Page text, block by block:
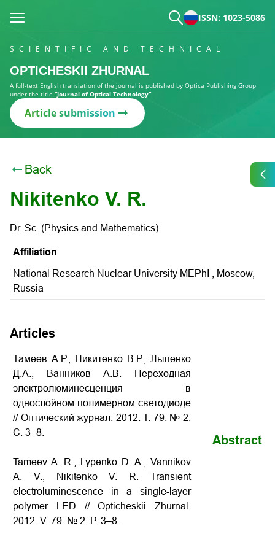
ISSN: 1023-5086
SCIENTIFIC AND TECHNICAL
OPTICHESKII ZHURNAL
A full-text English translation of the journal is published by Optica Publishing Group
under the title “Journal of Optical Technology”
Article submission
Back
Nikitenko V. R.
Dr. Sc. (Physics and Mathematics)
Affiliation
National Research Nuclear University MEPhI , Moscow,
Russia
Articles
Тамеев А.Р., Никитенко В.Р., Лыпенко
Д.А., Ванников А.В. Переходная
электролюминесценция в
однослойном полимерном светодиоде
// Оптический журнал. 2012. Т. 79. № 2.
С. 3–8.
Tameev A. R., Lypenko D. A., Vannikov
A. V., Nikitenko V. R. Transient
electroluminescence in a single-layer
polymer LED // Opticheskii Zhurnal.
2012. V. 79. № 2. P. 3–8.
Abstract